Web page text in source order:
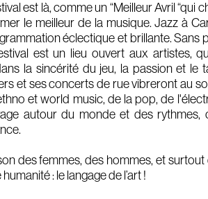
est là, comme un “Meilleur Avril “qui
le meilleur de la musique. Jazz à
éclectique et brillante. Sans
est un lieu ouvert aux artistes,
la sincérité du jeu, la passion et le
et ses concerts de rue vibreront au
et world music, de la pop, de
autour du monde et des rythmes,
des femmes, des hommes, et
: le langage de l’art !